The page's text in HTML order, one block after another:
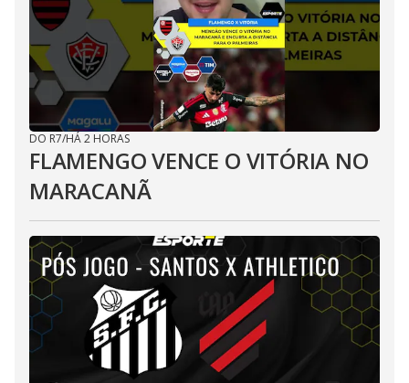
DO R7/HÁ 2 HORAS
FLAMENGO VENCE O VITÓRIA NO
MARACANÃ